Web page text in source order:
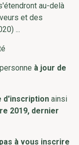
au-delà
et des
...
à jour de
d'inscription ainsi
2019, dernier
à vous inscrire